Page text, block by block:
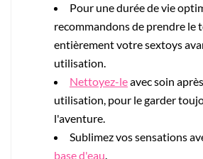
Pour une durée de vie
recommandons de prendre le
entièrement votre sextoys
utilisation.
Nettoyez-leavec soin
utilisation, pour le garder
l'aventure.
Sublimez vos sensations
base d'eau.